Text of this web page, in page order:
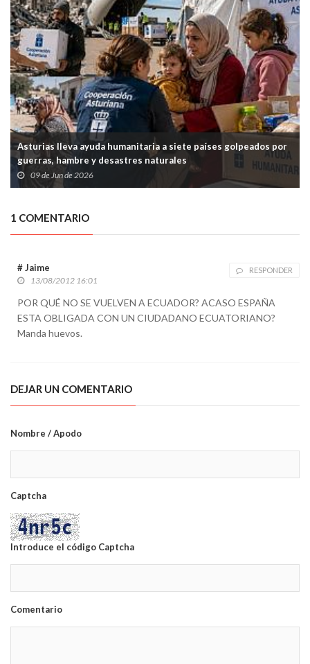
Asturias lleva ayuda humanitaria a siete países golpeados por
guerras, hambre y desastres naturales
09 de Jun de 2026
1 COMENTARIO
# Jaime RESPONDER
13/08/2012 16:01
POR QUÉ NO SE VUELVEN A ECUADOR? ACASO ESPAÑA
ESTA OBLIGADA CON UN CIUDADANO ECUATORIANO?
Manda huevos.
DEJAR UN COMENTARIO
Nombre / Apodo
Captcha
Introduce el código Captcha
Comentario